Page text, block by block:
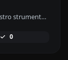
Genera link di WhatsApp senza sforzo con il nostro strumento generatore di link WhatsApp per una comunicazione istantanea.
0